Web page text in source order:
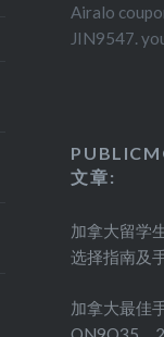
Airalo
JIN9547.
文章:
加拿大留学
选择指南及
加拿大最佳